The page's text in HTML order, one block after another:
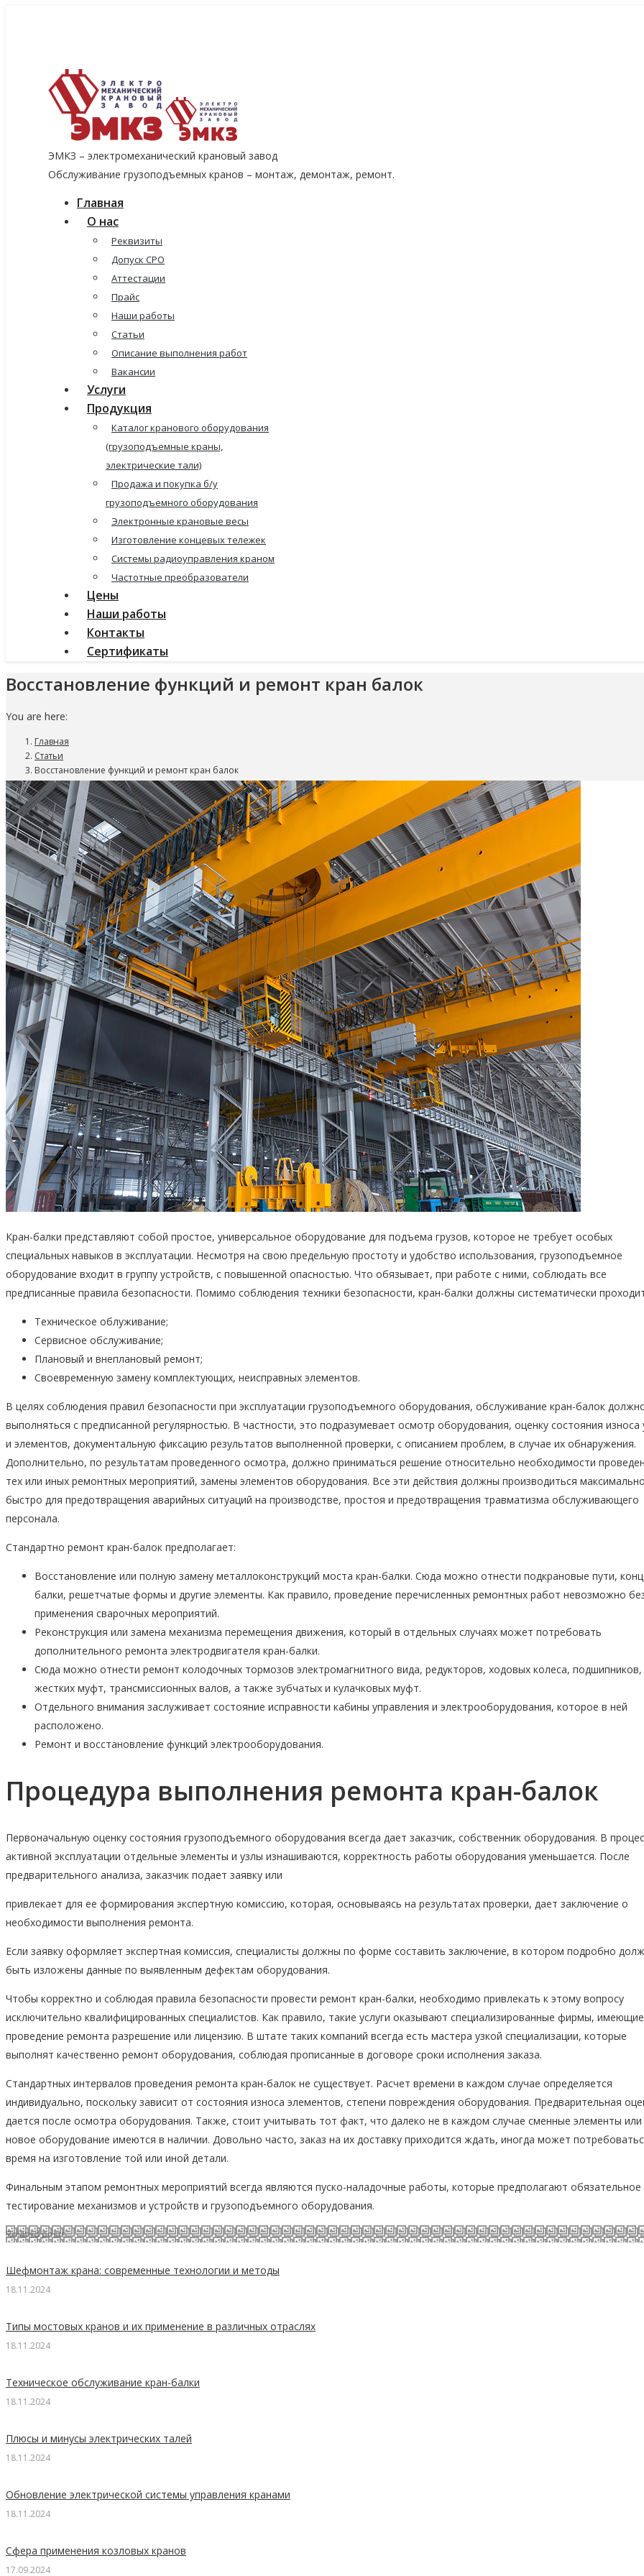
ЭМКЗ – электромеханический крановый завод
Обслуживание грузоподъемных кранов – монтаж, демонтаж, ремонт.
Главная
О нас
Реквизиты
Допуск СРО
Аттестации
Прайс
Наши работы
Статьи
Описание выполнения работ
Вакансии
Услуги
Продукция
Каталог кранового оборудования
(грузоподъемные краны,
электрические тали)
Продажа и покупка б/у
грузоподъемного оборудования
Электронные крановые весы
Изготовление концевых тележек
Системы радиоуправления краном
Частотные преобразователи
Цены
Наши работы
Контакты
Сертификаты
Восстановление функций и ремонт кран балок
You are here:
Главная
Статьи
Восстановление функций и ремонт кран балок
Кран-балки представляют собой простое, универсальное оборудование для подъема грузов, которое не требует особых
специальных навыков в эксплуатации. Несмотря на свою предельную простоту и удобство использования, грузоподъемное
оборудование входит в группу устройств, с повышенной опасностью. Что обязывает, при работе с ними, соблюдать все
предписанные правила безопасности. Помимо соблюдения техники безопасности, кран-балки должны систематически
Техническое облуживание;
Сервисное обслуживание;
Плановый и внеплановый ремонт;
Своевременную замену комплектующих, неисправных элементов.
В целях соблюдения правил безопасности при эксплуатации грузоподъемного оборудования, обслуживание кран-балок
выполняться с предписанной регулярностью. В частности, это подразумевает осмотр оборудования, оценку состояния износа
и элементов, документальную фиксацию результатов выполненной проверки, с описанием проблем, в случае их обнаружения.
Дополнительно, по результатам проведенного осмотра, должно приниматься решение относительно необходимости
тех или иных ремонтных мероприятий, замены элементов оборудования. Все эти действия должны производиться
быстро для предотвращения аварийных ситуаций на производстве, простоя и предотвращения травматизма обслуживающего
персонала.
Стандартно ремонт кран-балок предполагает:
Восстановление или полную замену металлоконструкций моста кран-балки. Сюда можно отнести подкрановые пути,
балки, решетчатые формы и другие элементы. Как правило, проведение перечисленных ремонтных работ невозможно
применения сварочных мероприятий.
Реконструкция или замена механизма перемещения движения, который в отдельных случаях может потребовать
дополнительного ремонта электродвигателя кран-балки.
Сюда можно отнести ремонт колодочных тормозов электромагнитного вида, редукторов, ходовых колеса, подшипников,
жестких муфт, трансмиссионных валов, а также зубчатых и кулачковых муфт.
Отдельного внимания заслуживает состояние исправности кабины управления и электрооборудования, которое в ней
расположено.
Ремонт и восстановление функций электрооборудования.
Процедура выполнения ремонта кран-балок
Первоначальную оценку состояния грузоподъемного оборудования всегда дает заказчик, собственник оборудования. В
активной эксплуатации отдельные элементы и узлы изнашиваются, корректность работы оборудования уменьшается. После
предварительного анализа, заказчик подает заявку или
привлекает для ее формирования экспертную комиссию, которая, основываясь на результатах проверки, дает заключение о
необходимости выполнения ремонта.
Если заявку оформляет экспертная комиссия, специалисты должны по форме составить заключение, в котором подробно
быть изложены данные по выявленным дефектам оборудования.
Чтобы корректно и соблюдая правила безопасности провести ремонт кран-балки, необходимо привлекать к этому вопросу
исключительно квалифицированных специалистов. Как правило, такие услуги оказывают специализированные фирмы,
проведение ремонта разрешение или лицензию. В штате таких компаний всегда есть мастера узкой специализации, которые
выполнят качественно ремонт оборудования, соблюдая прописанные в договоре сроки исполнения заказа.
Стандартных интервалов проведения ремонта кран-балок не существует. Расчет времени в каждом случае определяется
индивидуально, поскольку зависит от состояния износа элементов, степени повреждения оборудования. Предварительная
дается после осмотра оборудования. Также, стоит учитывать тот факт, что далеко не в каждом случае сменные элементы или
новое оборудование имеются в наличии. Довольно часто, заказ на их доставку приходится ждать, иногда может
время на изготовление той или иной детали.
Финальным этапом ремонтных мероприятий всегда являются пуско-наладочные работы, которые предполагают обязательное
тестирование механизмов и устройств и грузоподъемного оборудования.
Related posts
Шефмонтаж крана: современные технологии и методы
18.11.2024
Типы мостовых кранов и их применение в различных отраслях
18.11.2024
Техническое обслуживание кран-балки
18.11.2024
Плюсы и минусы электрических талей
18.11.2024
Обновление электрической системы управления кранами
18.11.2024
Сфера применения козловых кранов
17.09.2024